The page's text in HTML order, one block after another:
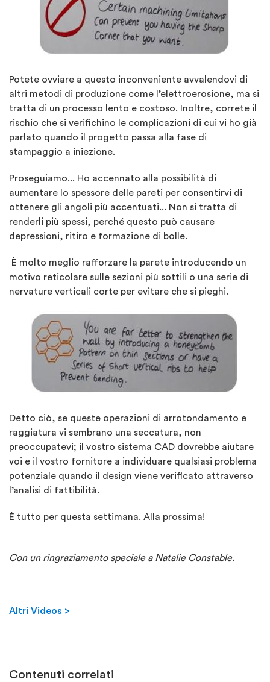
Potete ovviare a questo inconveniente avvalendovi di
altri metodi di produzione come l’elettroerosione, ma si
tratta di un processo lento e costoso. Inoltre, correte il
rischio che si verifichino le complicazioni di cui vi ho già
parlato quando il progetto passa alla fase di
stampaggio a iniezione.
Proseguiamo... Ho accennato alla possibilità di
aumentare lo spessore delle pareti per consentirvi di
ottenere gli angoli più accentuati... Non si tratta di
renderli più spessi, perché questo può causare
depressioni, ritiro e formazione di bolle.
È molto meglio rafforzare la parete introducendo un
motivo reticolare sulle sezioni più sottili o una serie di
nervature verticali corte per evitare che si pieghi.
Detto ciò, se queste operazioni di arrotondamento e
raggiatura vi sembrano una seccatura, non
preoccupatevi; il vostro sistema CAD dovrebbe aiutare
voi e il vostro fornitore a individuare qualsiasi problema
potenziale quando il design viene verificato attraverso
l’analisi di fattibilità.
È tutto per questa settimana. Alla prossima!
Con un ringraziamento speciale a Natalie Constable.
Altri Videos >
Contenuti correlati